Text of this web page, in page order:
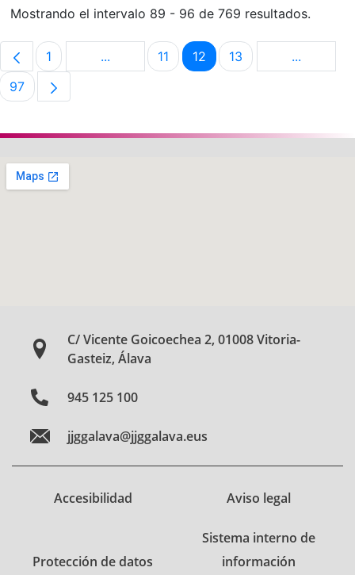
Mostrando el intervalo 89 - 96 de 769 resultados.
Página
1 ...Páginas intermedias Use TAB para
Página
11 Página
12 Página
13 ...Páginas
Página
97
C/ Vicente Goicoechea 2, 01008 Vitoria-
Gasteiz, Álava
945 125 100
jjggalava@jjggalava.eus
Accesibilidad Aviso legal
Protección de datos
Sistema interno de
información